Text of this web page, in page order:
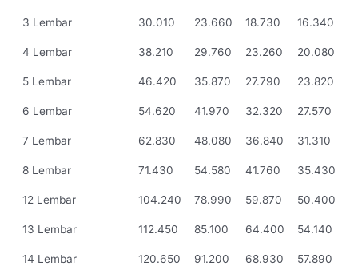
3 Lembar 30.010 23.660 18.730 16.340
4 Lembar 38.210 29.760 23.260 20.080
5 Lembar 46.420 35.870 27.790 23.820
6 Lembar 54.620 41.970 32.320 27.570
7 Lembar 62.830 48.080 36.840 31.310
8 Lembar 71.430 54.580 41.760 35.430
12 Lembar 104.240 78.990 59.870 50.400
13 Lembar 112.450 85.100 64.400 54.140
14 Lembar 120.650 91.200 68.930 57.890